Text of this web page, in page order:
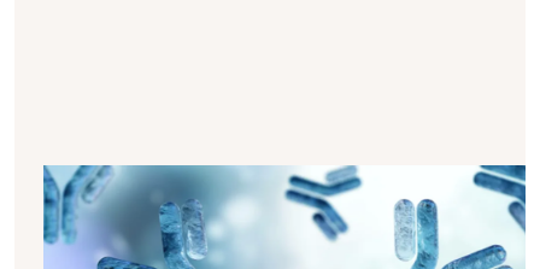
Efectos secundarios de los
inmunosupresores: Consejos y
trucos